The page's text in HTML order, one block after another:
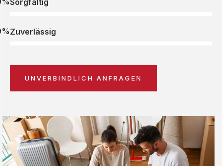
Sorgfältig
Zuverlässig
UNVERBINDLICH ANFRAGEN